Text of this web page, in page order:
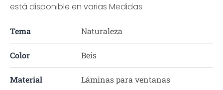
está disponible en varias Medidas
Tema Naturaleza
Color Beis
Material Láminas para ventanas